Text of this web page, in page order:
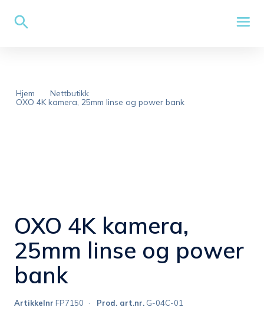
Hjem
Nettbutikk
OXO 4K kamera, 25mm linse og power bank
OXO 4K kamera,
25mm linse og power
bank
Artikkelnr FP7150 Prod. art.nr. G-04C-01